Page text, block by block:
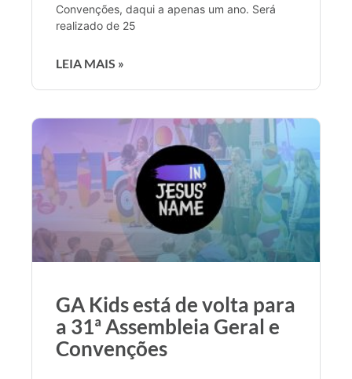
Convenções, daqui a apenas um ano. Será
realizado de 25
LEIA MAIS »
GA Kids está de volta para
a 31ª Assembleia Geral e
Convenções